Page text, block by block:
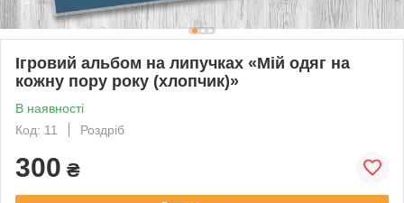
Ігровий альбом на липучках «Мій одяг на
кожну пору року (хлопчик)»
В наявності
Код: 11
Роздріб
300 ₴